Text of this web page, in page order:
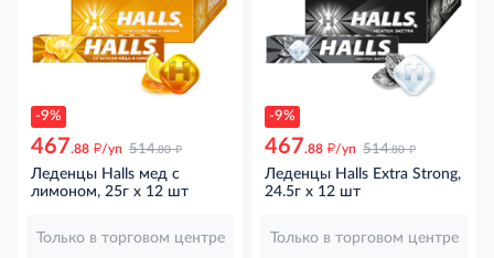
-9%
467.88 д/уп 514.80 д
Леденцы Halls мед с
лимоном, 25г x 12 шт
Только в торговом центре
-9%
467.88 д/уп 514.80 д
Леденцы Halls Extra Strong,
24.5г x 12 шт
Только в торговом центре